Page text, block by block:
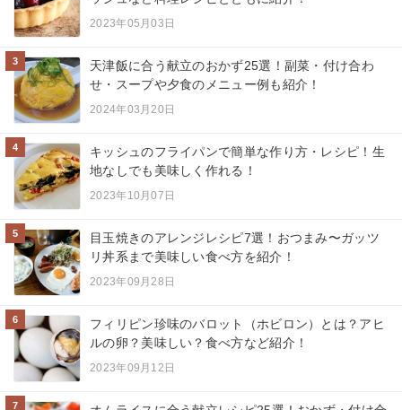
2023年05月03日
3
天津飯に合う献立のおかず25選！副菜・付け合わ
せ・スープや夕食のメニュー例も紹介！
2024年03月20日
4
キッシュのフライパンで簡単な作り方・レシピ！生
地なしでも美味しく作れる！
2023年10月07日
5
目玉焼きのアレンジレシピ7選！おつまみ〜ガッツ
リ丼系まで美味しい食べ方を紹介！
2023年09月28日
6
フィリピン珍味のバロット（ホビロン）とは？アヒ
ルの卵？美味しい？食べ方など紹介！
2023年09月12日
7